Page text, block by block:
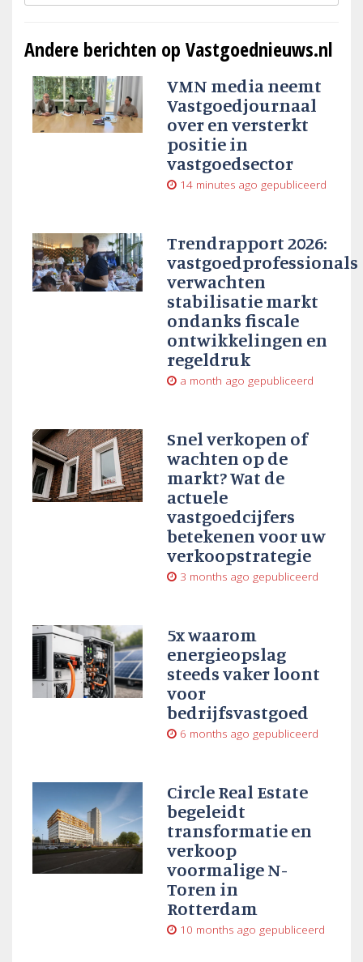
Andere berichten op Vastgoednieuws.nl
VMN media neemt
Vastgoedjournaal
over en versterkt
positie in
vastgoedsector
14 minutes ago gepubliceerd
Trendrapport 2026:
vastgoedprofessionals
verwachten
stabilisatie markt
ondanks fiscale
ontwikkelingen en
regeldruk
a month ago gepubliceerd
Snel verkopen of
wachten op de
markt? Wat de
actuele
vastgoedcijfers
betekenen voor uw
verkoopstrategie
3 months ago gepubliceerd
5x waarom
energieopslag
steeds vaker loont
voor
bedrijfsvastgoed
6 months ago gepubliceerd
Circle Real Estate
begeleidt
transformatie en
verkoop
voormalige N-
Toren in
Rotterdam
10 months ago gepubliceerd